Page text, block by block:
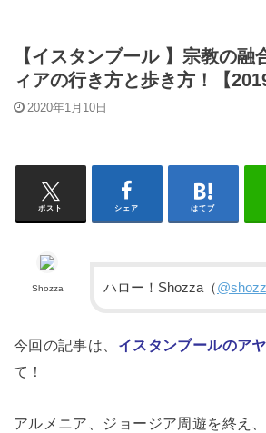
【イスタンブール 】宗教の融
ィアの行き方と歩き方！【
2020年1月10日
ポスト シェア はてブ
Shozza ハロー！Shozza（
今回の記事は、 イスタンブールのア
て！
アルメニア、ジョージア周遊を終え、